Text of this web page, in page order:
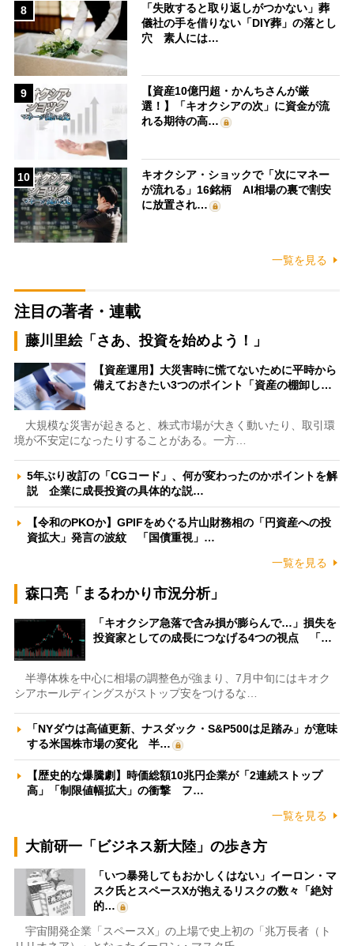
8
「失敗すると取り返しがつかない」葬
儀社の手を借りない「DIY葬」の落とし
穴 素人には…
9
【資産10億円超・かんちさんが厳
選！】「キオクシアの次」に資金が流
れる期待の高…
10
キオクシア・ショックで「次にマネー
が流れる」16銘柄 AI相場の裏で割安
に放置され…
一覧を見る
注目の著者・連載
藤川里絵「さあ、投資を始めよう！」
【資産運用】大災害時に慌てないために平時から
備えておきたい3つのポイント「資産の棚卸し…
大規模な災害が起きると、株式市場が大きく動いたり、取引環
境が不安定になったりすることがある。一方…
5年ぶり改訂の「CGコード」、何が変わったのかポイントを解
説 企業に成長投資の具体的な説…
【令和のPKOか】GPIFをめぐる片山財務相の「円資産への投
資拡大」発言の波紋 「国債重視」…
一覧を見る
森口亮「まるわかり市況分析」
「キオクシア急落で含み損が膨らんで…」損失を
投資家としての成長につなげる4つの視点 「…
半導体株を中心に相場の調整色が強まり、7月中旬にはキオク
シアホールディングスがストップ安をつけるな…
「NYダウは高値更新、ナスダック・S&P500は足踏み」が意味
する米国株市場の変化 半…
【歴史的な爆騰劇】時価総額10兆円企業が「2連続ストップ
高」「制限値幅拡大」の衝撃 フ…
一覧を見る
大前研一「ビジネス新大陸」の歩き方
「いつ暴発してもおかしくはない」イーロン・マ
スク氏とスペースXが抱えるリスクの数々「絶対
的…
宇宙開発企業「スペースX」の上場で史上初の「兆万長者（ト